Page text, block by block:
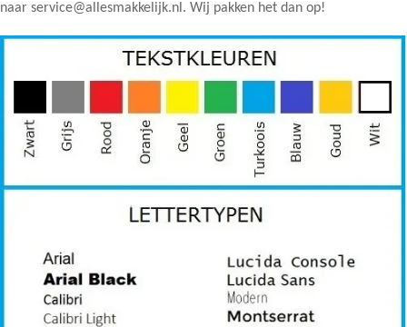
naar service@allesmakkelijk.nl. Wij pakken het dan op!